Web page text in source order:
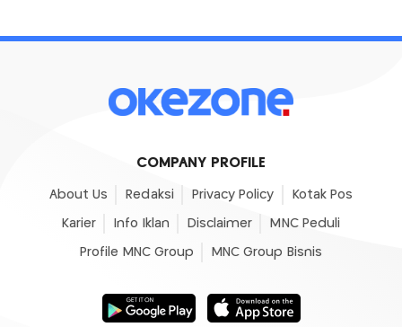
COMPANY PROFILE
About Us Redaksi Privacy Policy Kotak Pos
Karier Info Iklan Disclaimer MNC Peduli
Profile MNC Group MNC Group Bisnis